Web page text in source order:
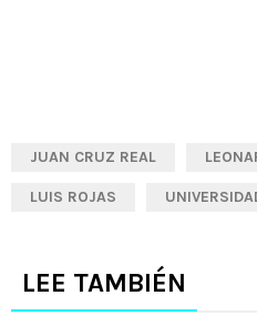
JUAN CRUZ REAL
LUIS ROJAS
LEE TAMBIÉN